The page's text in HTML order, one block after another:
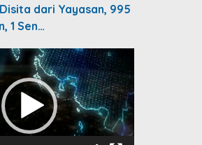
dari Yayasan, 995
1 Sen…